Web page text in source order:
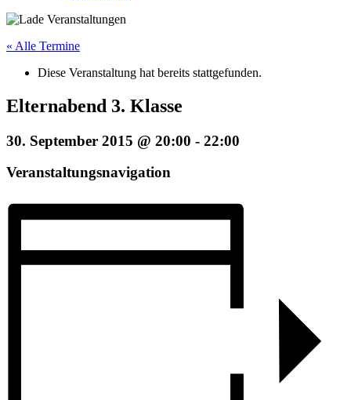
« Alle Termine
Diese Veranstaltung hat bereits stattgefunden.
Elternabend 3. Klasse
30. September 2015 @ 20:00 - 22:00
Veranstaltungsnavigation